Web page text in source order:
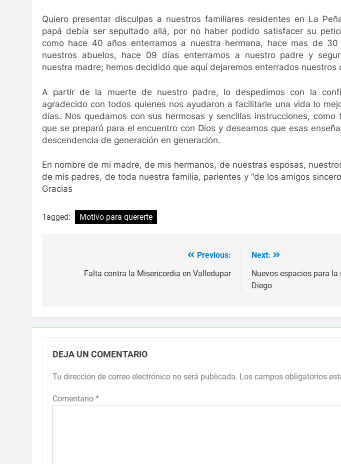
Quiero presentar disculpas a nuestros familiares residentes en La
papá debía ser sepultado allá, por no haber podido satisfacer su
como hace 40 años enterramos a nuestra hermana, hace mas de
nuestros abuelos, hace 09 días enterramos a nuestro padre y
nuestra madre; hemos decidido que aquí dejaremos enterrados nuestros
A partir de la muerte de nuestro padre, lo despedimos con la
agradecido con todos quienes nos ayudaron a facilitarle una vida lo
días. Nos quedamos con sus hermosas y sencillas instrucciones, como
que se preparó para el encuentro con Dios y deseamos que esas
descendencia de generación en generación.
En nombre de mi madre, de mis hermanos, de nuestras esposas,
de mis padres, de toda nuestra familia, parientes y “de los amigos
Gracias
Tagged: Motivo para quererte
Previous:
Falta contra la Misericordia en Valledupar
Next:
Nuevos espacios para
Diego
DEJA UN COMENTARIO
Tu dirección de correo electrónico no será publicada. Los campos obligatorios
Comentario *